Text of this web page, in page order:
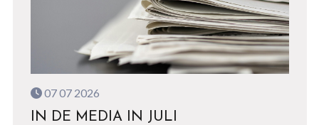
07 07 2026
IN DE MEDIA IN JULI